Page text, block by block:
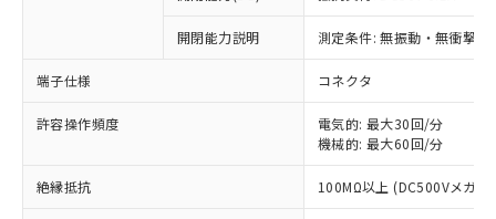
開閉能力説明 測定条件: 無振動・無衝撃
端子仕様 コネクタ
許容操作頻度
電気的: 最大30回/分
機械的: 最大60回/分
絶縁抵抗 100MΩ以上 (DC500Vメガ)
※1 対応状況
対応済み：EU RoHS指令（10物質）の
非含有に対応した製品が提供可能な商品で